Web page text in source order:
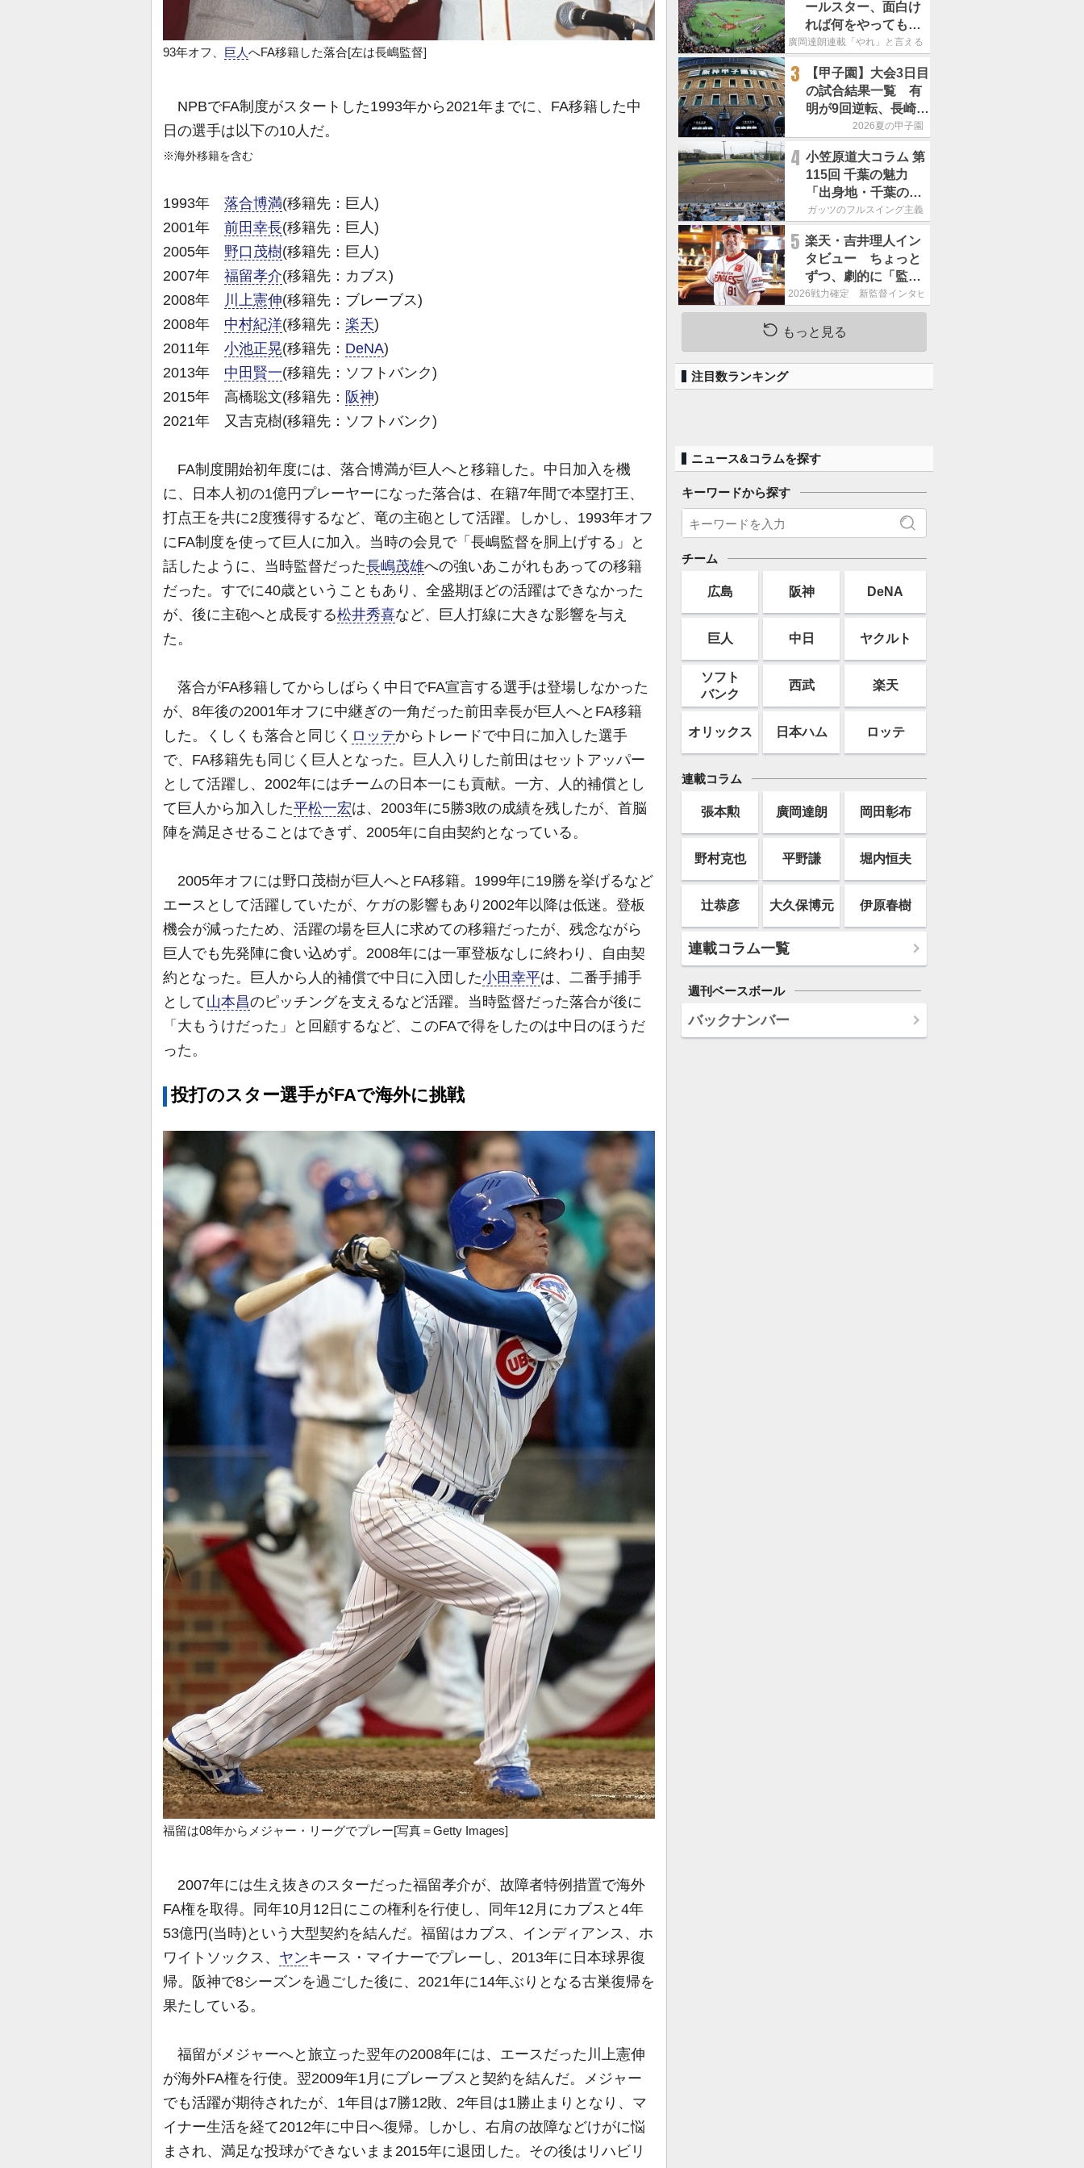
93年オフ、 巨人へFA移籍した落合[左は長嶋監督]
NPBでFA制度がスタートした1993年から2021年までに、FA移籍した中
日の選手は以下の10人だ。
※海外移籍を含む
1993年 落合博満(移籍先：巨人)
2001年 前田幸長(移籍先：巨人)
2005年 野口茂樹(移籍先：巨人)
2007年 福留孝介(移籍先：カブス)
2008年
川上憲伸(移籍先：ブレーブス)
2008年 中村紀洋(移籍先： 楽天)
2011年 小池正晃(移籍先： DeNA)
2013年 中田賢一(移籍先：ソフトバンク)
2015年 高橋聡文(移籍先： 阪神)
2021年 又吉克樹(移籍先：ソフトバンク)
FA制度開始初年度には、落合博満が巨人へと移籍した。中日加入を機
に、日本人初の1億円プレーヤーになった落合は、在籍7年間で本塁打王、
打点王を共に2度獲得するなど、竜の主砲として活躍。しかし、1993年オフ
にFA制度を使って巨人に加入。当時の会見で「長嶋監督を胴上げする」と
話したように、当時監督だった長嶋茂雄への強いあこがれもあっての移籍
だった。すでに40歳ということもあり、全盛期ほどの活躍はできなかった
が、後に主砲へと成長する松井秀喜など、巨人打線に大きな影響を与え
た。
落合がFA移籍してからしばらく中日でFA宣言する選手は登場しなかった
が、8年後の2001年オフに中継ぎの一角だった前田幸長が巨人へとFA移籍
した。くしくも落合と同じく ロッテからトレードで中日に加入した選手
で、FA移籍先も同じく巨人となった。巨人入りした前田はセットアッパー
として活躍し、2002年にはチームの日本一にも貢献。一方、人的補償とし
て巨人から加入した平松一宏は、2003年に5勝3敗の成績を残したが、首脳
陣を満足させることはできず、2005年に自由契約となっている。
2005年オフには野口茂樹が巨人へとFA移籍。1999年に19勝を挙げるなど
エースとして活躍していたが、ケガの影響もあり2002年以降は低迷。登板
機会が減ったため、活躍の場を巨人に求めての移籍だったが、残念ながら
巨人でも先発陣に食い込めず。2008年には一軍登板なしに終わり、自由契
約となった。巨人から人的補償で中日に入団した小田幸平は、二番手捕手
として山本昌のピッチングを支えるなど活躍。当時監督だった落合が後に
「大もうけだった」と回顧するなど、このFAで得をしたのは中日のほうだ
った。
投打のスター選手がFAで海外に挑戦
福留は08年からメジャー・リーグでプレー[写真＝Getty Images]
2007年には生え抜きのスターだった福留孝介が、故障者特例措置で海外
FA権を取得。同年10月12日にこの権利を行使し、同年12月にカブスと4年
53億円(当時)という大型契約を結んだ。福留はカブス、インディアンス、ホ
ワイトソックス、 ヤンキース・マイナーでプレーし、2013年に日本球界復
帰。阪神で8シーズンを過ごした後に、2021年に14年ぶりとなる古巣復帰を
果たしている。
福留がメジャーへと旅立った翌年の2008年には、エースだった川上憲伸
が海外FA権を行使。翌2009年1月にブレーブスと契約を結んだ。メジャー
でも活躍が期待されたが、1年目は7勝12敗、2年目は1勝止まりとなり、マ
イナー生活を経て2012年に中日へ復帰。しかし、右肩の故障などけがに悩
まされ、満足な投球ができないまま2015年に退団した。その後はリハビリ
ールスター、面白け
れば何をやってもい
いという発想は大間
廣岡達朗連載「やれ」と言える信念
3
【甲子園】大会3日目
の試合結果一覧 有
明が9回逆転、長崎日
大は15得点で大勝
2026夏の甲子園
4 小笠原道大コラム 第
115回 千葉の魅力
「出身地・千葉の話
の続き。昔から野球
す」
ガッツのフルスイング主義
5 楽天・吉井理人イン
タビュー ちょっと
ずつ、劇的に「監督
が代わると何もかも
が変わるというの
は、チームにとって
す」
2026戦力確定 新監督インタビュー
もっと見る
注目数ランキング
ニュース&コラムを探す
キーワードから探す
チーム
広島 阪神 DeNA
巨人 中日 ヤクルト
ソフト
バンク
西武 楽天
オリックス 日本ハム ロッテ
連載コラム
張本勲 廣岡達朗 岡田彰布
野村克也 平野謙 堀内恒夫
辻恭彦 大久保博元 伊原春樹
連載コラム一覧
週刊ベースボール
バックナンバー